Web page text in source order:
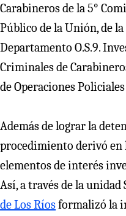
Carabineros de la 5°
Público de la Unión, de
Departamento O.S.9.
Criminales de
de Operaciones
Además de lograr la
procedimiento derivó en
elementos de interés
Así, a través de la unidad
de Los Ríosformalizó la